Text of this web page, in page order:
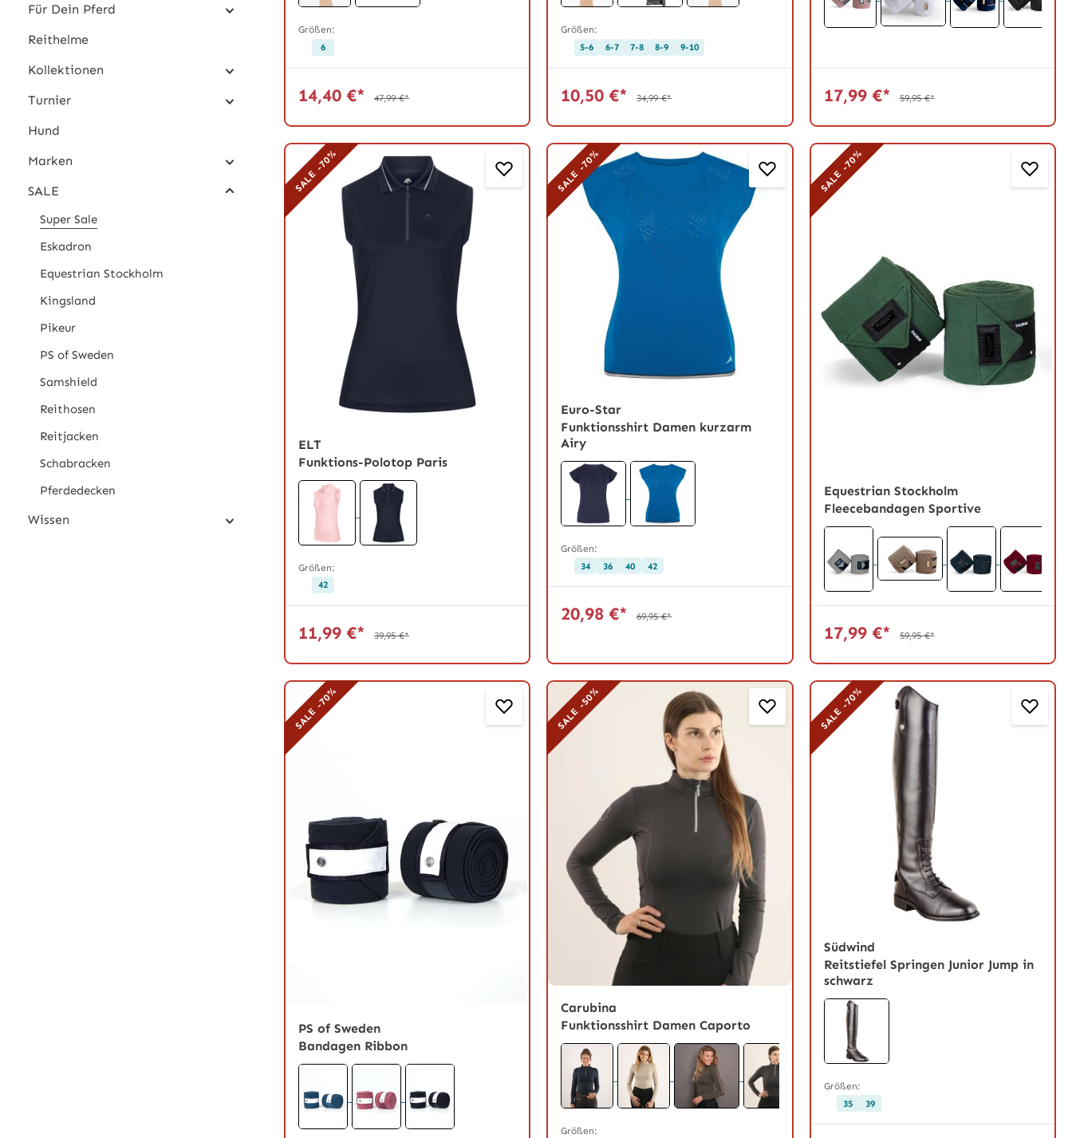
Für Dein Pferd
Reithelme
Kollektionen
Turnier
Hund
Marken
SALE
Super Sale
Eskadron
Equestrian Stockholm
Kingsland
Pikeur
PS of Sweden
Samshield
Reithosen
Reitjacken
Schabracken
Pferdedecken
Wissen
Größen:
6
14,40 €* 47,99 €*
Größen:
5-6
6-7 7-8 8-9 9-10
10,50 €* 34,99 €* 17,99 €* 59,95 €*
SALE -70%
ELT
Funktions-Polotop Paris
Größen:
42
11,99 €* 39,95 €*
SALE -70%
Euro-Star
Funktionsshirt Damen kurzarm
Airy
Größen:
34
36 40 42
20,98 €* 69,95 €*
SALE -70%
Equestrian Stockholm
Fleecebandagen Sportive
17,99 €* 59,95 €*
SALE -70%
PS of Sweden
Bandagen Ribbon
SALE -50%
Carubina
Funktionsshirt Damen Caporto
Größen:
SALE -70%
Südwind
Reitstiefel Springen Junior Jump in
schwarz
Größen:
35
39